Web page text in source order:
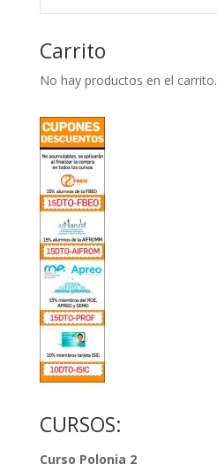
Carrito
No hay productos en el carrito.
CURSOS:
Curso Polonia 2